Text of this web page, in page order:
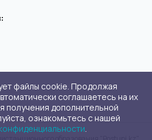
файлы cookie. Продолжая
соглашаетесь на их
получения дополнительной
ознакомьтесь с нашей
.